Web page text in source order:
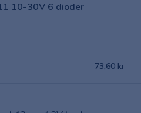
10-30V 6 dioder
73,60 kr